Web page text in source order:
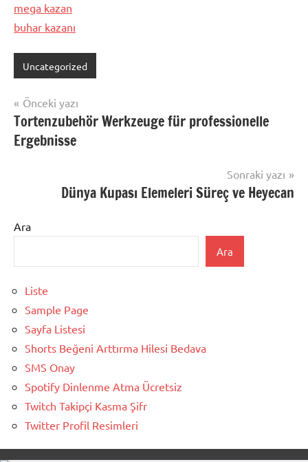
mega kazan
buhar kazanı
Uncategorized
Yazı
gezinmesi
Önceki yazı
Tortenzubehör Werkzeuge für professionelle
Ergebnisse
Sonraki yazı
Dünya Kupası Elemeleri Süreç ve Heyecan
Ara
Ara
Liste
Sample Page
Sayfa Listesi
Shorts Beğeni Arttırma Hilesi Bedava
SMS Onay
Spotify Dinlenme Atma Ücretsiz
Twitch Takipçi Kasma Şifr
Twitter Profil Resimleri